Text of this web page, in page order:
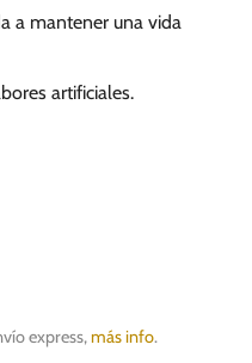
a mantener una vida
artificiales.
express,más info.